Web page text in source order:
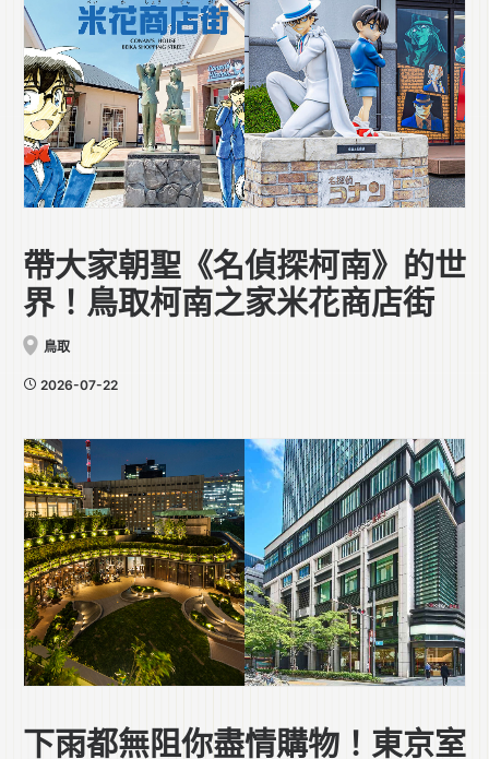
帶大家朝聖《名偵探柯南》的世
界！鳥取柯南之家米花商店街
鳥取
2026-07-22
下雨都無阻你盡情購物！東京室